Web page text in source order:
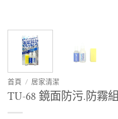
首頁 / 居家清潔
TU-68 鏡面防污.防霧組